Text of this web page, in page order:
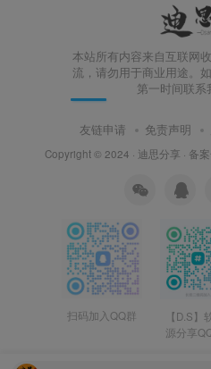
本站所有内容来自互联网
流，请勿用于商业用途。
第一时间联系
友链申请 免责声明
Copyright © 2024 · 迪思分享 · 备
扫码加入QQ群
【D.S】
源分享